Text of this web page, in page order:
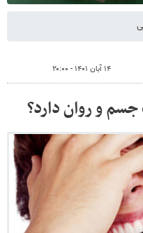
۱۴ آبان ۱۴۰۱ - ۲۰:۰۰
و روان دارد؟